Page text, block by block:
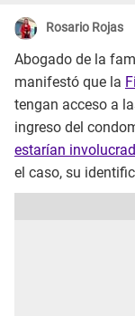
Rosario Rojas
Abogado de la
manifestó que la
tengan acceso a
ingreso del
estarían
el caso, su